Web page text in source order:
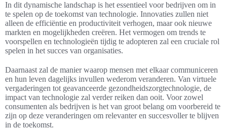
In dit dynamische landschap is het essentieel voor bedrijven om in
te spelen op de toekomst van technologie. Innovaties zullen niet
alleen de efficiëntie en productiviteit verhogen, maar ook nieuwe
markten en mogelijkheden creëren. Het vermogen om trends te
voorspellen en technologieën tijdig te adopteren zal een cruciale rol
spelen in het succes van organisaties.
Daarnaast zal de manier waarop mensen met elkaar communiceren
en hun leven dagelijks invullen wederom veranderen. Van virtuele
vergaderingen tot geavanceerde gezondheidszorgtechnologie, de
impact van technologie zal verder reiken dan ooit. Voor zowel
consumenten als bedrijven is het van groot belang om voorbereid te
zijn op deze veranderingen om relevanter en succesvoller te blijven
in de toekomst.